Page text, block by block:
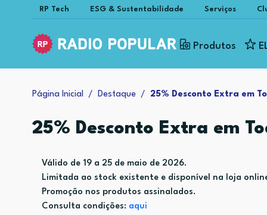
RP Tech ESG & Sustentabilidade Serviços
Produtos
Página Inicial Destaque 25% Desconto Extra em
25% Desconto Extra em
Válido de 19 a 25 de maio de 2026.
Limitada ao stock existente e disponível na loja
Promoção nos produtos assinalados.
Consulta condições: aqui